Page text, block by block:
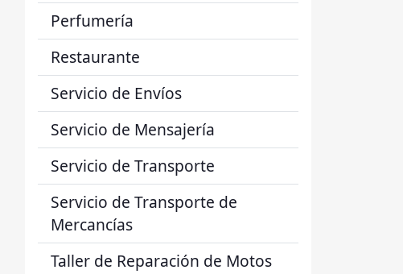
Perfumería
Restaurante
Servicio de Envíos
Servicio de Mensajería
Servicio de Transporte
Servicio de Transporte de
Mercancías
Taller de Reparación de Motos